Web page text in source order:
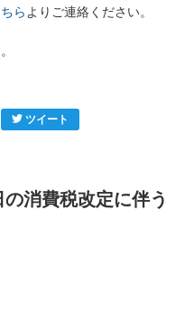
ら よりご連絡ください。
ツイート
の消費税改定に伴う